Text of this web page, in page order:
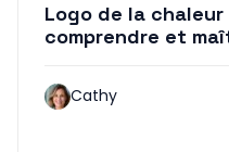
Logo de la
comprendre et
Cathy